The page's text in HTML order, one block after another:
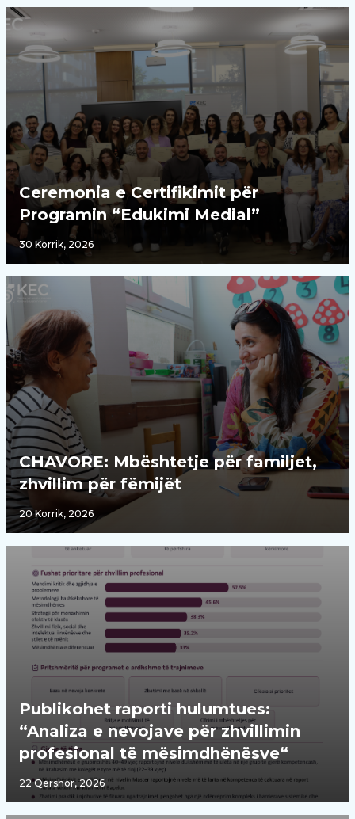
Ceremonia e Certifikimit për
Programin “Edukimi Medial”
30 Korrik, 2026
CHAVORE: Mbështetje për familjet,
zhvillim për fëmijët
20 Korrik, 2026
Publikohet raporti hulumtues:
“Analiza e nevojave për zhvillimin
profesional të mësimdhënësve“
22 Qershor, 2026